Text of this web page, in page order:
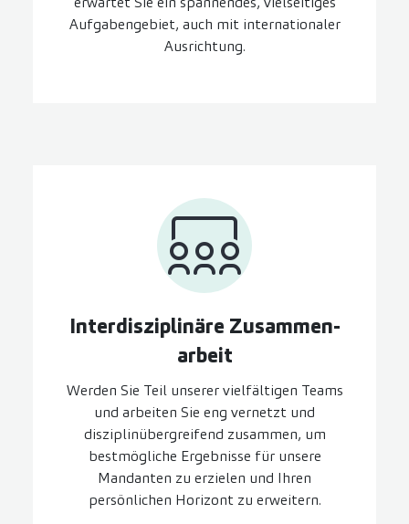
Aufgabengebiet, auch mit internationaler
Ausrichtung.
Inter­disziplinäre Zusammen­
arbeit
Werden Sie Teil unserer vielfältigen Teams
und arbeiten Sie eng vernetzt und
disziplinübergreifend zusammen, um
bestmögliche Ergebnisse für unsere
Mandanten zu erzielen und Ihren
persönlichen Horizont zu erweitern.